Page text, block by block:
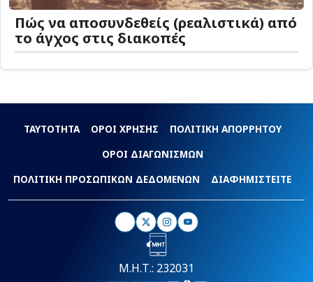
Πώς να αποσυνδεθείς (ρεαλιστικά) από
το άγχος στις διακοπές
ΤΑΥΤΟΤΗΤΑ ΟΡΟΙ ΧΡΗΣΗΣ
ΠΟΛΙΤΙΚΗ ΑΠΟΡΡΗΤΟΥ
ΟΡΟΙ ΔΙΑΓΩΝΙΣΜΩΝ
ΠΟΛΙΤΙΚΗ ΠΡΟΣΩΠΙΚΩΝ ΔΕΔΟΜΕΝΩΝ
ΔΙΑΦΗΜΙΣΤΕΙΤΕ
Μ.Η.Τ.: 232031